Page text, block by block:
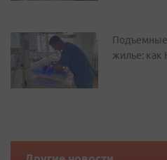
Подъемные
жилье: как